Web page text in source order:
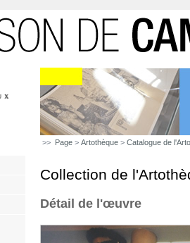
>> Page > Artothèque > Catalogue de
Collection de
Détail de l'œuvre